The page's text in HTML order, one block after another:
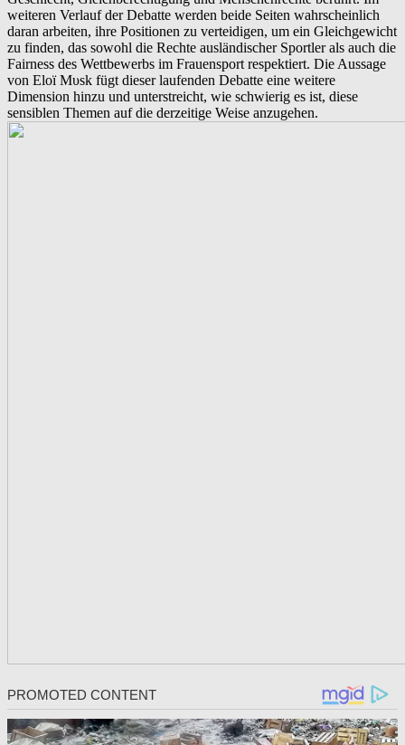
weiteren Verlauf der Debatte werden beide Seiten wahrscheinlich
daran arbeiten, ihre Positionen zu verteidigen, um ein Gleichgewicht
zu finden, das sowohl die Rechte ausländischer Sportler als auch die
Fairness des Wettbewerbs im Frauensport respektiert. Die Aussage
von Eloï Mυsk fügt dieser laufenden Debatte eine weitere
Dimension hinzu und unterstreicht, wie schwierig es ist, diese
sensiblen Themen auf die derzeitige Weise anzugehen.